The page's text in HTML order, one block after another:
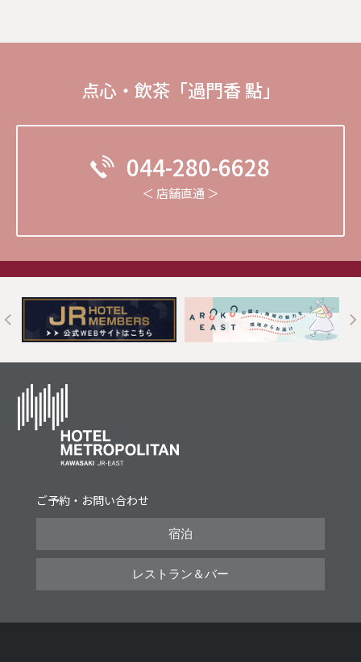
点心・飲茶「過門香 點」
044-280-6628
＜ 店舗直通 ＞
ご予約・お問い合わせ
宿泊
レストラン＆バー